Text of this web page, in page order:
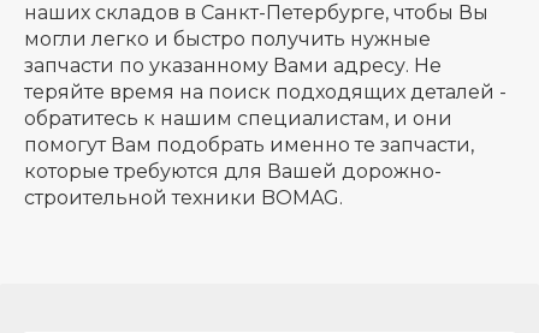
наших складов в Санкт-Петербурге, чтобы Вы
могли легко и быстро получить нужные
запчасти по указанному Вами адресу. Не
теряйте время на поиск подходящих деталей -
обратитесь к нашим специалистам, и они
помогут Вам подобрать именно те запчасти,
которые требуются для Вашей дорожно-
строительной техники BOMAG.